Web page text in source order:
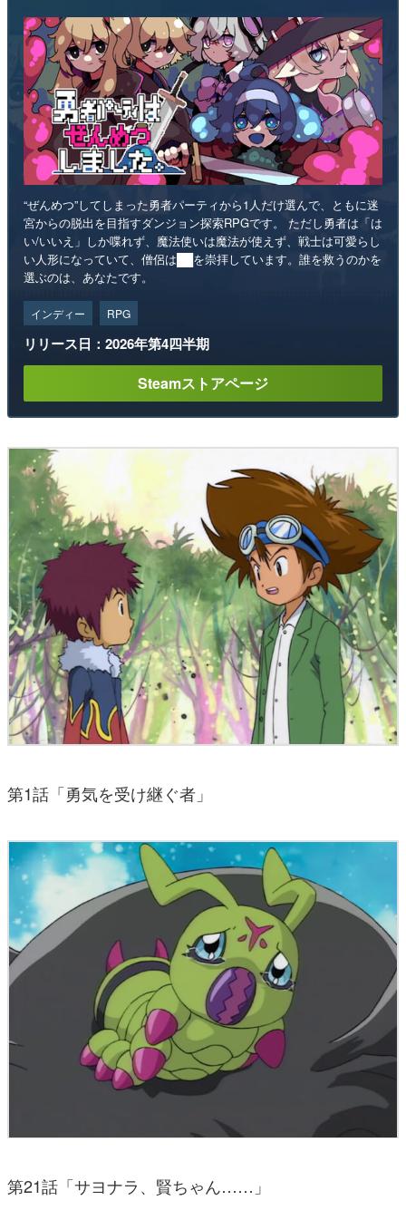
“ぜんめつ”してしまった勇者パーティから1人だけ選んで、ともに迷
宮からの脱出を目指すダンジョン探索RPGです。 ただし勇者は「は
い/いいえ」しか喋れず、魔法使いは魔法が使えず、戦士は可愛らし
い人形になっていて、僧侶は██を崇拝しています。誰を救うのかを
選ぶのは、あなたです。
インディー RPG
リリース日：2026年第4四半期
Steamストアページ
第1話「勇気を受け継ぐ者」
第21話「サヨナラ、賢ちゃん……」